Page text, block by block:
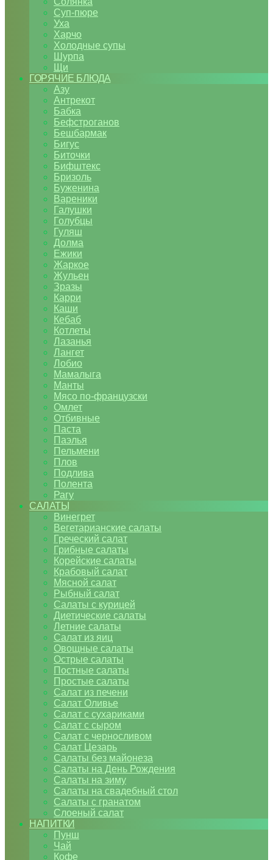
Суп-пюре
Уха
Харчо
Холодные супы
Шурпа
Щи
ГОРЯЧИЕ БЛЮДА
Азу
Антрекот
Бабка
Бефстроганов
Бешбармак
Бигус
Биточки
Бифштекс
Бризоль
Буженина
Вареники
Галушки
Голубцы
Гуляш
Долма
Ежики
Жаркое
Жульен
Зразы
Карри
Каши
Кебаб
Котлеты
Лазанья
Лангет
Лобио
Мамалыга
Манты
Мясо по-французски
Омлет
Отбивные
Паста
Паэлья
Пельмени
Плов
Подлива
Полента
Рагу
САЛАТЫ
Винегрет
Вегетарианские салаты
Греческий салат
Грибные салаты
Корейские салаты
Крабовый салат
Мясной салат
Рыбный салат
Салаты с курицей
Диетические салаты
Летние салаты
Салат из яиц
Овощные салаты
Острые салаты
Постные салаты
Простые салаты
Салат из печени
Салат Оливье
Салат с сухариками
Салат с сыром
Салат с черносливом
Салат Цезарь
Салаты без майонеза
Салаты на День Рождения
Салаты на зиму
Салаты на свадебный стол
Салаты с гранатом
Слоеный салат
НАПИТКИ
Пунш
Чай
Кофе